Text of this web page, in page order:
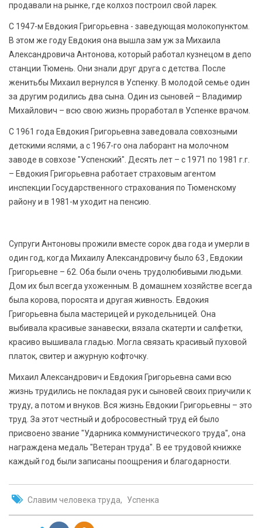
продавали на рынке, где колхоз построил свой ларек.
С 1947-м Евдокия Григорьевна - заведующая молокопунктом.
В этом же году Евдокия она вышла зам уж за Михаила
Александровича Антонова, который работал кузнецом в депо
станции Тюмень. Они знали друг друга с детства. После
женитьбы Михаил вернулся в Успенку. В молодой семье один
за другим родились два сына. Один из сыновей – Владимир
Михайлович – всю свою жизнь проработал в Успенке врачом.
С 1961 года Евдокия Григорьевна заведовала совхозными
детскими яслями, а с 1967-го она лаборант на молочном
заводе в совхозе "Успенский". Десять лет – с 1971 по 1981 г.г.
– Евдокия Григорьевна работает страховым агентом
инспекции Государственного страхования по Тюменскому
району и в 1981-м уходит на пенсию.
Супруги Антоновы прожили вместе сорок два года и умерли в
один год, когда Михаилу Александровичу было 63 , Евдокии
Григорьевне – 62. Оба были очень трудолюбивыми людьми.
Дом их был всегда ухоженным. В домашнем хозяйстве всегда
была корова, поросята и другая живность. Евдокия
Григорьевна была мастерицей и рукодельницей. Она
выбивала красивые занавески, вязала скатерти и салфетки,
красиво вышивала гладью. Могла связать красивый пуховой
платок, свитер и ажурную кофточку.
Михаил Александрович и Евдокия Григорьевна сами всю
жизнь трудились не покладая рук и сыновей своих приучили к
труду, а потом и внуков. Вся жизнь Евдокии Григорьевны – это
труд. За этот честный и добросовестный труд ей было
присвоено звание "Ударника коммунистического труда", она
награждена медаль "Ветеран труда". В ее трудовой книжке
каждый год были записаны поощрения и благодарности.
Славим человека труда Успенка